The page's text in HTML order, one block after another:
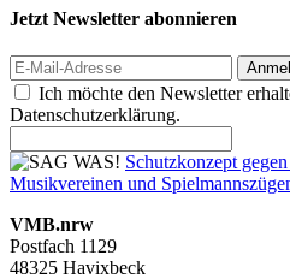
Jetzt Newsletter abonnieren
Ich möchte den Newsletter
Datenschutzerklärung.
Schutzkonzept
Musikvereinen und
VMB.nrw
Postfach 1129
48325 Havixbeck